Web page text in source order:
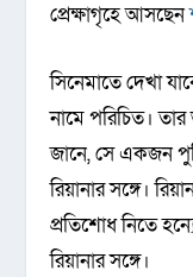
প্রেক্ষাগৃহে আসছেন
সিনেমাতে দেখা
নামে পরিচিত। তার
জানে, সে একজন
রিয়ানার সঙ্গে।
প্রতিশোধ নিতে
রিয়ানার সঙ্গে।